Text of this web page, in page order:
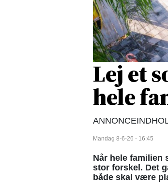
Lej et
hele
Mandag 8-6-26 - 16:45
Når hele familien
stor forskel. Det
både skal være